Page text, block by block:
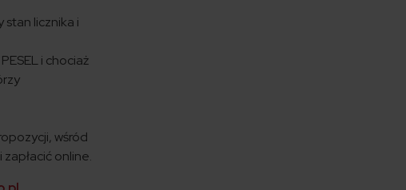
licznika i
i chociaż
wśród
online.